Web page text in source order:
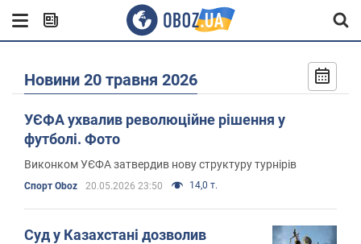
Новини 20 травня 2026
УЄФА ухвалив революційне рішення у
футболі. Фото
Виконком УЄФА затвердив нову структуру турнірів
Спорт Oboz 20.05.2026 23:50 14,0 т.
Суд у Казахстані дозволив